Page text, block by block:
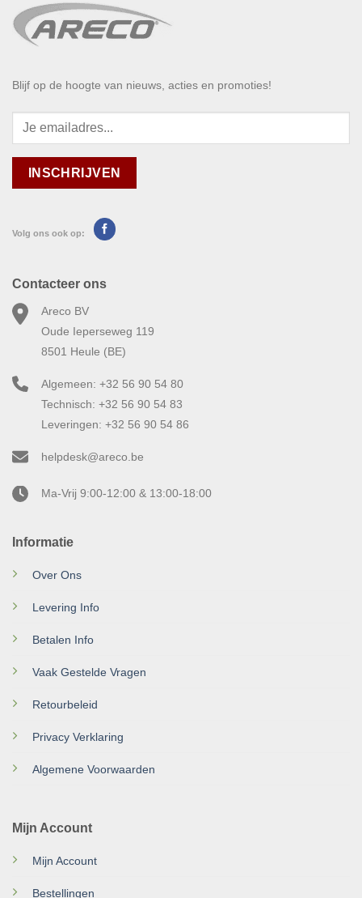
Blijf op de hoogte van nieuws, acties en promoties!
Volg ons ook op:
Informatie
Over Ons
Levering Info
Betalen Info
Vaak Gestelde Vragen
Retourbeleid
Privacy Verklaring
Algemene Voorwaarden
Mijn Account
Mijn Account
Bestellingen
Contacteer ons
Areco BV
Oude Ieperseweg 119
8501 Heule (BE)
Algemeen: +32 56 90 54 80
Technisch: +32 56 90 54 83
Leveringen: +32 56 90 54 86
helpdesk@areco.be
Ma-Vrij 9:00-12:00 & 13:00-18:00